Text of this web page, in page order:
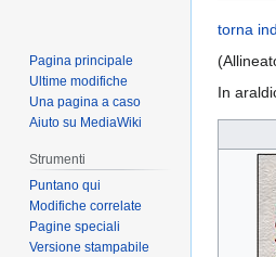
Vai
alla
Vai
alla
torna
In
Pagina principale
Ultime modifiche
Una pagina a caso
Aiuto su MediaWiki
Strumenti
Puntano qui
Modifiche correlate
Pagine speciali
Versione stampabile